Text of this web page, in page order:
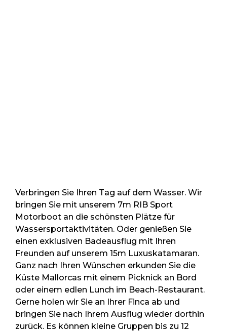
Verbringen Sie Ihren Tag auf dem Wasser. Wir
bringen Sie mit unserem 7m RIB Sport
Motorboot an die schönsten Plätze für
Wassersportaktivitäten. Oder genießen Sie
einen exklusiven Badeausflug mit Ihren
Freunden auf unserem 15m Luxuskatamaran.
Ganz nach Ihren Wünschen erkunden Sie die
Küste Mallorcas mit einem Picknick an Bord
oder einem edlen Lunch im Beach-Restaurant.
Gerne holen wir Sie an Ihrer Finca ab und
bringen Sie nach Ihrem Ausflug wieder dorthin
zurück. Es können kleine Gruppen bis zu 12